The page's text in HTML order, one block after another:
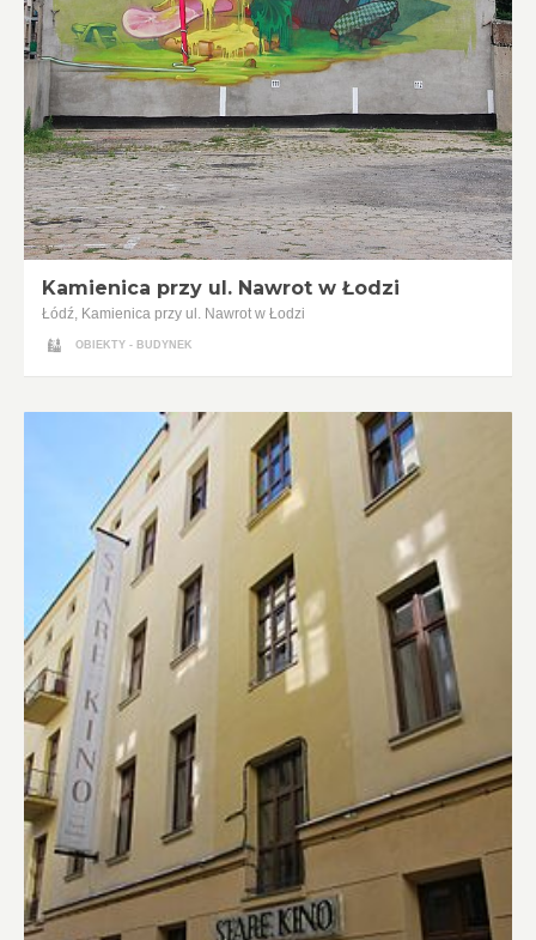
Kamienica przy ul. Nawrot w Łodzi
Łódź, Kamienica przy ul. Nawrot w Łodzi
OBIEKTY - BUDYNEK